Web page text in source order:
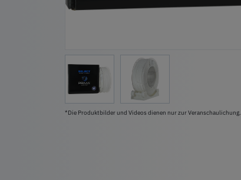
*Die Produktbilder und Videos dienen nur zur Veranschaulichung.